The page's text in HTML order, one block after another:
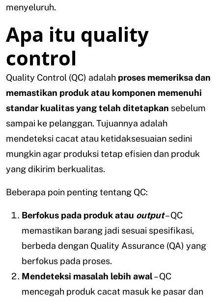
menyeluruh.
Apa itu quality
control
Quality Control (QC) adalah proses memeriksa dan
memastikan produk atau komponen memenuhi
standar kualitas yang telah ditetapkan sebelum
sampai ke pelanggan. Tujuannya adalah
mendeteksi cacat atau ketidaksesuaian sedini
mungkin agar produksi tetap efisien dan produk
yang dikirim berkualitas.
Beberapa poin penting tentang QC:
Berfokus pada produk atau output– QC
memastikan barang jadi sesuai spesifikasi,
berbeda dengan Quality Assurance (QA) yang
berfokus pada proses.
Mendeteksi masalah lebih awal– QC
mencegah produk cacat masuk ke pasar dan